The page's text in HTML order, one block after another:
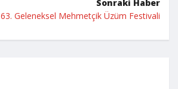
Sonraki Haber
63. Geleneksel Mehmetçik Üzüm Festivali